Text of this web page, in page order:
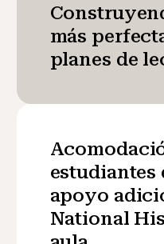
más
planes de
estudiantes
apoyo
National